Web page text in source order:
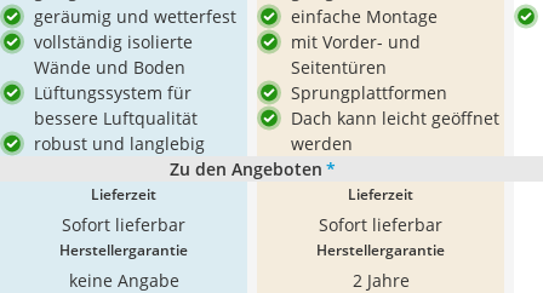
geräumig und wetterfest
vollständig isolierte
Wände und Boden
Lüftungssystem für
bessere Luftqualität
robust und langlebig
einfache Montage
mit Vorder- und
Seitentüren
Sprungplattformen
Dach kann leicht geöffnet
werden
Zu den Angeboten *
Lieferzeit
Sofort lieferbar
Lieferzeit
Sofort lieferbar
Herstellergarantie
keine Angabe
Herstellergarantie
2 Jahre